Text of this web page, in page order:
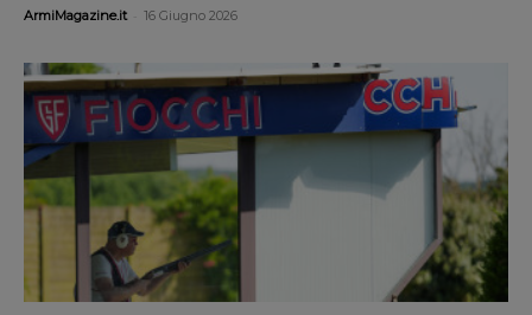
ArmiMagazine.it 16 Giugno 2026